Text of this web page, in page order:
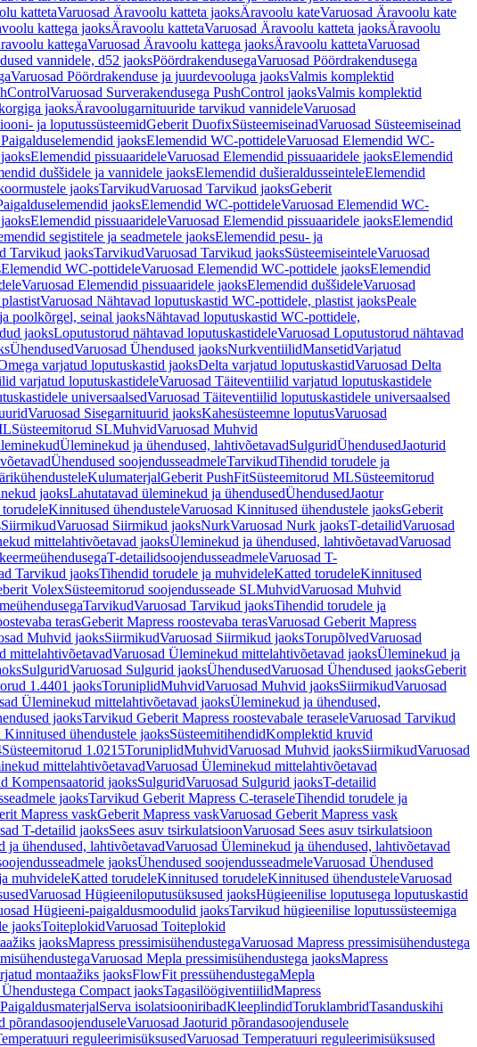
kattetaVaruosad Äravoolu katteta jaoksÄravoolu kateVaruosad Äravoolu kate
kattega jaoksÄravoolu kattetaVaruosad Äravoolu katteta jaoksÄravoolu
kattegaVaruosad Äravoolu kattega jaoksÄravoolu kattetaVaruosad
vannidele, d52 jaoksPöördrakendusegaVaruosad Pöördrakendusega
Varuosad Pöördrakenduse ja juurdevooluga jaoksValmis komplektid
Varuosad Surverakendusega PushControl jaoksValmis komplektid
jaoksÄravoolugarnituuride tarvikud vannideleVaruosad
ja loputussüsteemidGeberit DuofixSüsteemiseinadVaruosad Süsteemiseinad
jaoksElemendid WC-pottideleVaruosad Elemendid WC-
Elemendid pissuaarideleVaruosad Elemendid pissuaaridele jaoksElemendid
duššidele ja vannidele jaoksElemendid dušieraldusseinteleElemendid
jaoksTarvikudVaruosad Tarvikud jaoksGeberit
jaoksElemendid WC-pottideleVaruosad Elemendid WC-
Elemendid pissuaarideleVaruosad Elemendid pissuaaridele jaoksElemendid
segistitele ja seadmetele jaoksElemendid pesu- ja
Tarvikud jaoksTarvikudVaruosad Tarvikud jaoksSüsteemiseinteleVaruosad
Elemendid WC-pottideleVaruosad Elemendid WC-pottidele jaoksElemendid
Varuosad Elemendid pissuaaridele jaoksElemendid duššideleVaruosad
Varuosad Nähtavad loputuskastid WC-pottidele, plastist jaoksPeale
poolkõrgel, seinal jaoksNähtavad loputuskastid WC-pottidele,
jaoksLoputustorud nähtavad loputuskastideleVaruosad Loputustorud nähtavad
ÜhendusedVaruosad Ühendused jaoksNurkventiilidMansetidVarjatud
varjatud loputuskastid jaoksDelta varjatud loputuskastidVaruosad Delta
varjatud loputuskastideleVaruosad Täiteventiilid varjatud loputuskastidele
universaalsedVaruosad Täiteventiilid loputuskastidele universaalsed
Varuosad Sisegarnituurid jaoksKahesüsteemne loputusVaruosad
Süsteemitorud SLMuhvidVaruosad Muhvid
Üleminekud ja ühendused, lahtivõetavadSulguridÜhendusedJaoturid
Ühendused soojendusseadmeleTarvikudTihendid torudele ja
KulumaterjalGeberit PushFitSüsteemitorud MLSüsteemitorud
jaoksLahutatavad üleminekud ja ühendusedÜhendusedJaotur
Kinnitused ühendusteleVaruosad Kinnitused ühendustele jaoksGeberit
SiirmikudVaruosad Siirmikud jaoksNurkVaruosad Nurk jaoksT-detailidVaruosad
mittelahtivõetavad jaoksÜleminekud ja ühendused, lahtivõetavadVaruosad
T-detailidsoojendusseadmeleVaruosad T-
Tarvikud jaoksTihendid torudele ja muhvideleKatted torudeleKinnitused
VolexSüsteemitorud soojendusseade SLMuhvidVaruosad Muhvid
TarvikudVaruosad Tarvikud jaoksTihendid torudele ja
terasGeberit Mapress roostevaba terasVaruosad Geberit Mapress
Muhvid jaoksSiirmikudVaruosad Siirmikud jaoksTorupõlvedVaruosad
mittelahtivõetavadVaruosad Üleminekud mittelahtivõetavad jaoksÜleminekud ja
SulguridVaruosad Sulgurid jaoksÜhendusedVaruosad Ühendused jaoksGeberit
1.4401 jaoksToruniplidMuhvidVaruosad Muhvid jaoksSiirmikudVaruosad
Üleminekud mittelahtivõetavad jaoksÜleminekud ja ühendused,
jaoksTarvikud Geberit Mapress roostevabale teraseleVaruosad Tarvikud
Kinnitused ühendustele jaoksSüsteemitihendidKomplektid kruvid
Süsteemitorud 1.0215ToruniplidMuhvidVaruosad Muhvid jaoksSiirmikudVaruosad
mittelahtivõetavadVaruosad Üleminekud mittelahtivõetavad
Kompensaatorid jaoksSulguridVaruosad Sulgurid jaoksT-detailid
jaoksTarvikud Geberit Mapress C-teraseleTihendid torudele ja
Mapress vaskGeberit Mapress vaskVaruosad Geberit Mapress vask
T-detailid jaoksSees asuv tsirkulatsioonVaruosad Sees asuv tsirkulatsioon
ja ühendused, lahtivõetavadVaruosad Üleminekud ja ühendused, lahtivõetavad
jaoksÜhendused soojendusseadmeleVaruosad Ühendused
muhvideleKatted torudeleKinnitused torudeleKinnitused ühendusteleVaruosad
Varuosad Hügieeniloputusüksused jaoksHügieenilise loputusega loputuskastid
Hügieeni-paigaldusmoodulid jaoksTarvikud hügieenilise loputussüsteemiga
jaoksToiteplokidVaruosad Toiteplokid
jaoksMapress pressimisühendustegaVaruosad Mapress pressimisühendustega
Varuosad Mepla pressimisühendustega jaoksMapress
montaažiks jaoksFlowFit pressühendustegaMepla
Compact jaoksTagasilöögiventiilidMapress
PaigaldusmaterjalServa isolatsiooniribadKleeplindidToruklambridTasanduskihi
põrandasoojenduseleVaruosad Jaoturid põrandasoojendusele
reguleerimisüksusedVaruosad Temperatuuri reguleerimisüksused